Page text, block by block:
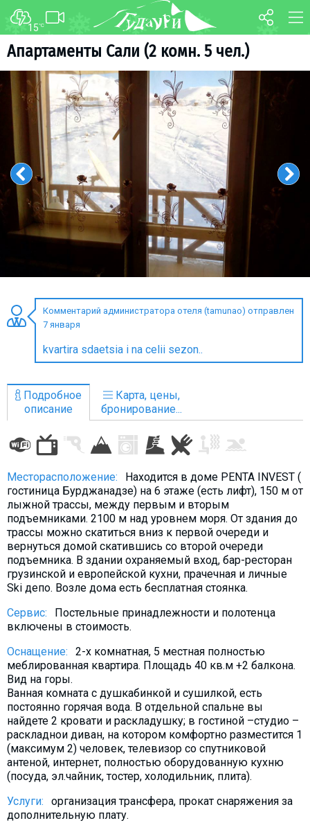
15°C
Апартаменты Сали (2 комн. 5 чел.)
Комментарий администратора отеля (tamunao) отправлен
7 января
kvartira sdaetsia i na celii sezon..
Подробное
описание
Карта, цены,
бронирование...
Месторасположение:
Находится в доме PENTA INVEST (
гостиница Бурджанадзе) на 6 этаже (есть лифт), 150 м от
лыжной трассы, между первым и вторым
подъемниками. 2100 м над уровнем моря. От здания до
трассы можно скатиться вниз к первой очереди и
вернуться домой скатившись со второй очереди
подъемника. В здании охраняемый вход, бар-ресторан
грузинской и европейской кухни, прачечная и личные
Ski депо. Возле дома есть бесплатная стоянка.
Сервис:
Постельные принадлежности и полотенца
включены в стоимость.
Оснащение:
2-х комнатная, 5 местная полностью
меблированная квартира. Площадь 40 кв.м +2 балкона.
Вид на горы.
Ванная комната с душкабинкой и сушилкой, есть
постоянно горячая вода. В отдельной спальне вы
найдете 2 кровати и раскладушку; в гостиной –студио –
раскладнои диван, на котором комфортно разместится 1
(максимум 2) человек, телевизор со спутниковой
антеной, интернет, полностью оборудованную кухню
(посуда, эл.чайник, тостер, холодильник, плита).
Услуги:
организация трансфера, прокат снаряжения за
дополнительную плату.
ФОРУМ КАРТА
WEBCAM
ТРАНСФЕР
О курорте
Схема трасс
Ски-пасс
Инструкторы
Прокат
Ски-сервис
Дети в Гудаури
Развлечения
Календарь событий
Гудаури
INFO
ПРОЖИВАНИЕ
Квартиры
Отели
Горячие предложения
Долгосрочная аренда
Казбеги
Другое
ГРУЗИЯ
О Грузии
Визы и Документы
Что пить?
Деньги
Мобильная связь
Галерея
Отчеты
Безопасность